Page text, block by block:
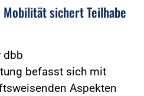
sichert Teilhabe
dbb
befasst sich mit
Aspekten